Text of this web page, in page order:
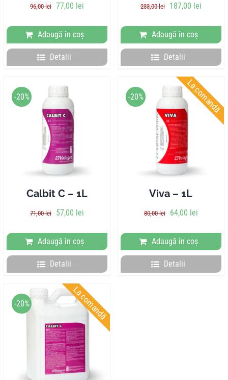
96,00lei 77,00 lei
Adaugă în coș
Detalii
233,00lei 187,00 lei
Adaugă în coș
Detalii
-20%
Calbit C – 1L
71,00lei 57,00 lei
Adaugă în coș
Detalii
-20% La comandă
Viva – 1L
80,00lei 64,00 lei
Adaugă în coș
Detalii
-20% La comandă